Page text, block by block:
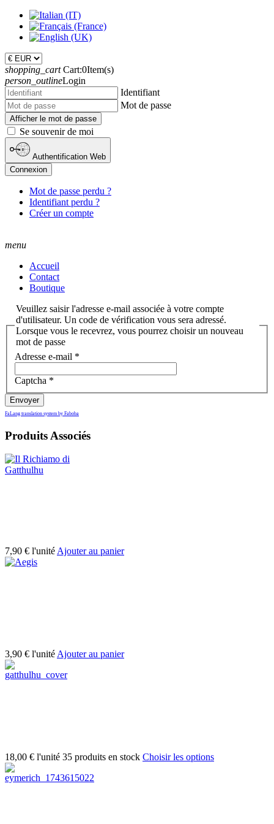
shopping_cart Cart:0Item(s)
person_outlineLogin
Identifiant
Mot de passe
Afficher le mot de passe
Se souvenir de moi
Authentification Web
Connexion
Mot de passe perdu ?
Identifiant perdu ?
Créer un compte
menu
Accueil
Contact
Boutique
Veuillez saisir l'adresse e-mail associée à votre compte
d'utilisateur. Un code de vérification vous sera adressé.
Lorsque vous le recevrez, vous pourrez choisir un nouveau
mot de passe
Adresse e-mail *
Captcha *
Envoyer
FaLang translation system by Faboba
Produits Associés
7,90 € l'unité Ajouter au panier
3,90 € l'unité Ajouter au panier
18,00 € l'unité 35 produits en stock Choisir les options